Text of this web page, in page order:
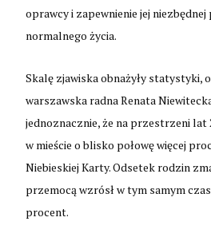
oprawcy i zapewnienie jej
normalnego życia.
Skalę zjawiska obnażyły statystyki,
warszawska radna Renata
jednoznacznie, że na przestrzeni lat
w mieście o blisko połowę więcej
Niebieskiej Karty. Odsetek rodzin
przemocą wzrósł w tym samym
procent.